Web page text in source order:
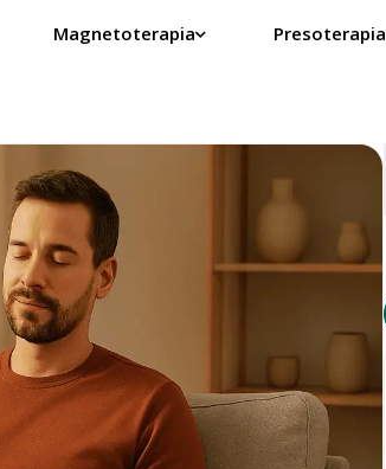
Magnetoterapia Presoterapia